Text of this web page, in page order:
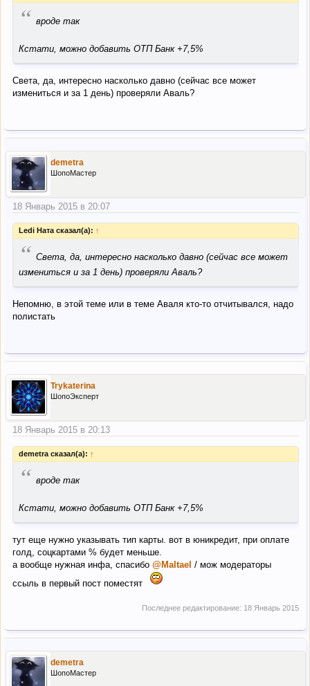
“ вроде так
Кстати, можно добавить ОТП Банк +7,5%
Света, да, интересно насколько давно (сейчас все может
измениться и за 1 день) проверяли Аваль?
demetra
ШопоМастер
18 Январь 2015 в 20:07
Ledi Ната сказал(а): ↑
“ Света, да, интересно насколько давно (сейчас все может
измениться и за 1 день) проверяли Аваль?
Непомню, в этой теме или в теме Аваля кто-то отчитывался, надо
полистать
Trykaterina
ШопоЭксперт
18 Январь 2015 в 20:13
demetra сказал(а): ↑
“ вроде так
Кстати, можно добавить ОТП Банк +7,5%
тут еще нужно указывать тип карты. вот в юникредит, при оплате
голд, соцкартами % будет меньше.
а вообще нужная инфа, спасибо @Maltael / мож модераторы
ссыль в первый пост поместят
Последнее редактирование: 18 Январь 2015
demetra
ШопоМастер